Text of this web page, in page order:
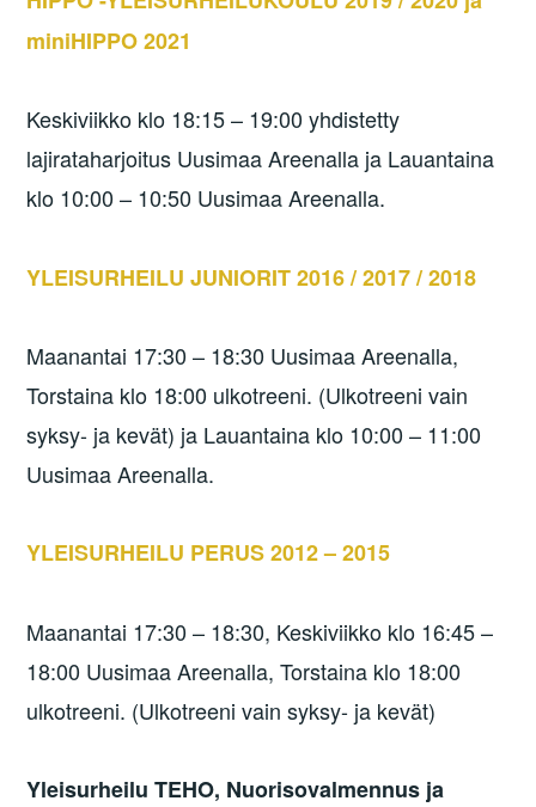
miniHIPPO 2021
Keskiviikko klo 18:15 – 19:00 yhdistetty
lajirataharjoitus Uusimaa Areenalla ja Lauantaina
klo 10:00 – 10:50 Uusimaa Areenalla.
YLEISURHEILU JUNIORIT 2016 / 2017 / 2018
Maanantai 17:30 – 18:30 Uusimaa Areenalla,
Torstaina klo 18:00 ulkotreeni. (Ulkotreeni vain
syksy- ja kevät) ja Lauantaina klo 10:00 – 11:00
Uusimaa Areenalla.
YLEISURHEILU PERUS 2012 – 2015
Maanantai 17:30 – 18:30, Keskiviikko klo 16:45 –
18:00 Uusimaa Areenalla, Torstaina klo 18:00
ulkotreeni. (Ulkotreeni vain syksy- ja kevät)
Yleisurheilu TEHO, Nuorisovalmennus ja